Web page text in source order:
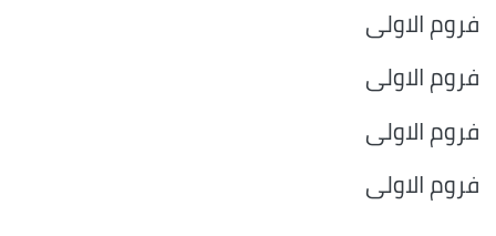
فروم الاولى
فروم الاولى
فروم الاولى
فروم الاولى